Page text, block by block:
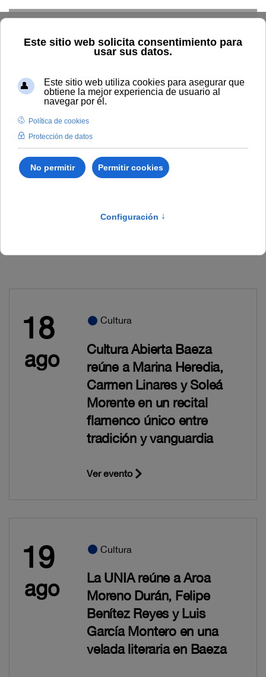
Inicio Agenda
Agenda de la UNIA
Agenda completa - Buscar eventos
18
ago
Cultura Abierta Baeza
reúne a Marina Heredia,
Carmen Linares y Soleá
Morente en un recital
flamenco único entre
tradición y vanguardia
Cultura
Ver evento
19
ago
La UNIA reúne a Aroa
Moreno Durán, Felipe
Benítez Reyes y Luis
García Montero en una
velada literaria en Baeza
Cultura